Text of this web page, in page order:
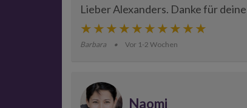
Lieber Alexanders. Danke für
Barbara Vor 1-2 Wochen
Naomi